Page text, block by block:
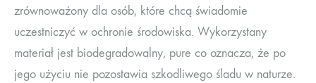
zrównoważony dla osób, które chcą świadomie
uczestniczyć w ochronie środowiska. Wykorzystany
materiał jest biodegradowalny, pure co oznacza, że po
jego użyciu nie pozostawia szkodliwego śladu w naturze.